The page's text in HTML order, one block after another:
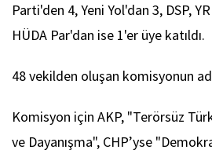
Parti'den 4, Yeni Yol'dan 3, DSP,
HÜDA Par'dan ise 1'er üye katıldı.
48 vekilden oluşan komisyonun
Komisyon için AKP, "Terörsüz
ve Dayanışma", CHP’yse